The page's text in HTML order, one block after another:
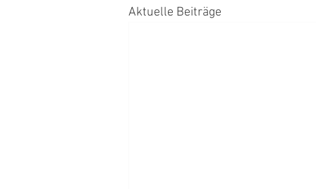
Aktuelle Beiträge